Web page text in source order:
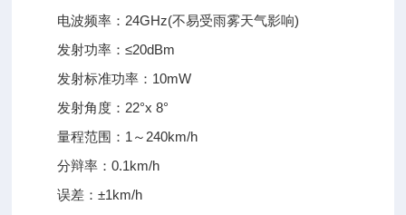
电波频率：24GHz(不易受雨雾天气影响)
发射功率：≤20dBm
发射标准功率：10mW
发射角度：22°x 8°
量程范围：1～240km/h
分辩率：0.1km/h
误差：±1km/h